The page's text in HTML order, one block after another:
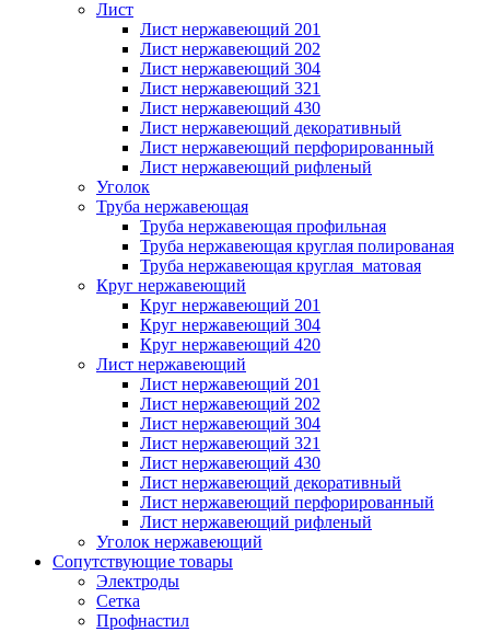
Лист
Лист нержавеющий 201
Лист нержавеющий 202
Лист нержавеющий 304
Лист нержавеющий 321
Лист нержавеющий 430
Лист нержавеющий декоративный
Лист нержавеющий перфорированный
Лист нержавеющий рифленый
Уголок
Труба нержавеющая
Труба нержавеющая профильная
Труба нержавеющая круглая полированая
Труба нержавеющая круглая матовая
Круг нержавеющий
Круг нержавеющий 201
Круг нержавеющий 304
Круг нержавеющий 420
Лист нержавеющий
Лист нержавеющий 201
Лист нержавеющий 202
Лист нержавеющий 304
Лист нержавеющий 321
Лист нержавеющий 430
Лист нержавеющий декоративный
Лист нержавеющий перфорированный
Лист нержавеющий рифленый
Уголок нержавеющий
Cопутствующие товары
Электроды
Сетка
Профнастил